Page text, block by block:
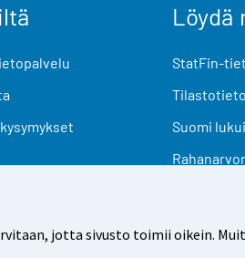
jotta sivusto toimii oikein.
Löydä
StatFin-
Suomi